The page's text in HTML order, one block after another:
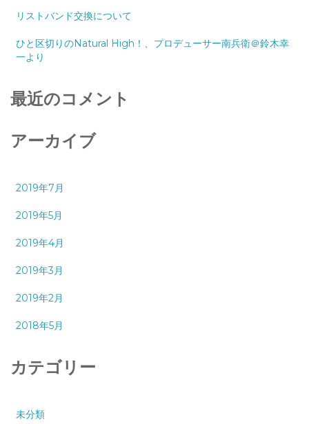
リストバンド交換について
ひと区切りのNatural High！、プロデューサー南兵衛＠鈴木幸
一より
最近のコメント
アーカイブ
2019年7月
2019年5月
2019年4月
2019年3月
2019年2月
2018年5月
カテゴリー
未分類